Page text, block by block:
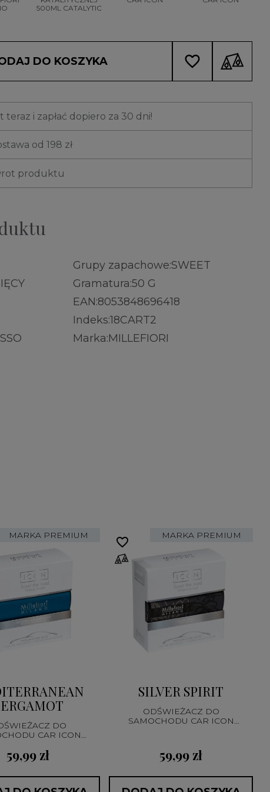
500ML CATALYTIC
DO KOSZYKA favorite_border
i zapłać dopiero za 30 dni!
od 198 zł
produktu
Grupy zapachowe:SWEET
Gramatura:50 G
EAN:8053848696418
Indeks:18CART2
Marka:MILLEFIORI
MARKA PREMIUM
DO
CAR ICON
59,99 zł
MARKA PREMIUM
SILVER SPIRIT
ODŚWIEŻACZ DO
SAMOCHODU CAR ICON
59,99 zł
favorite_border